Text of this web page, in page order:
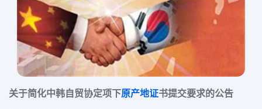
关于简化中韩自贸协定项下原产地证书提交要求的公告